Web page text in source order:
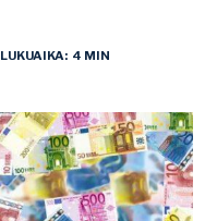
LUKUAIKA: 4 MIN